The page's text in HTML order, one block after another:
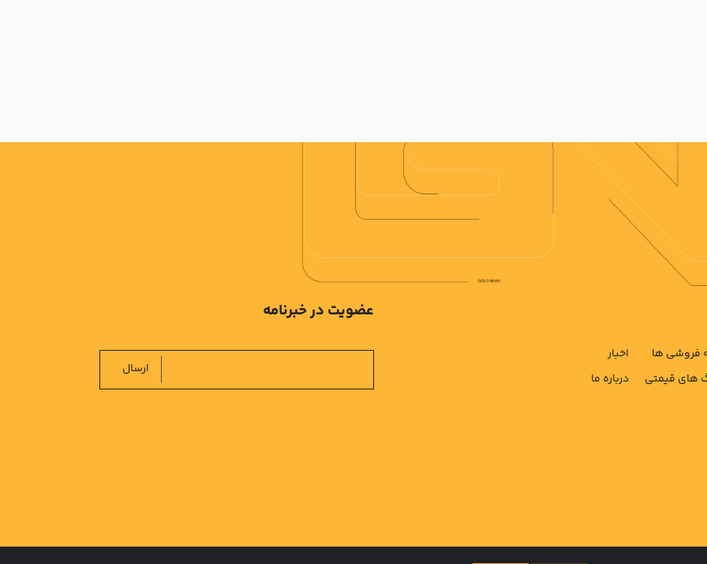
فروشی ها
های قیمتی
اخبار
درباره ما
عضویت در خبرنامه
ارسال